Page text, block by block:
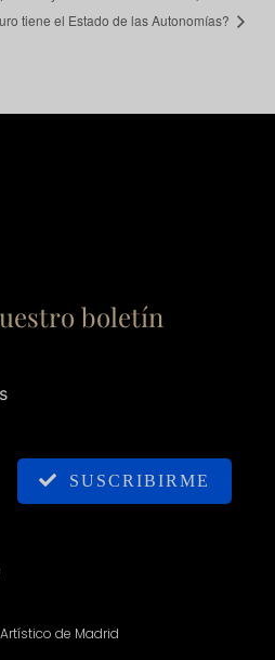
tiene el Estado de las Autonomías?
boletín
SUSCRIBIRME
de Madrid